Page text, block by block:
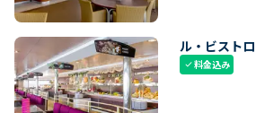
ル・ビストロ
check料金込み